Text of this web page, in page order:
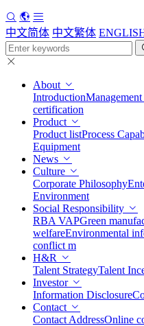
中文简体 中文繁体
About
IntroductionManagement
certification
Product
Product listProcess
Equipment
News
Culture
Corporate Philosophy
Environment
Social Responsibility
RBA VAPGreen
welfareEnvironmental
conflict m
H&R
Talent StrategyTalent
Investor
Information Disclosure
Contact
Contact AddressOnline